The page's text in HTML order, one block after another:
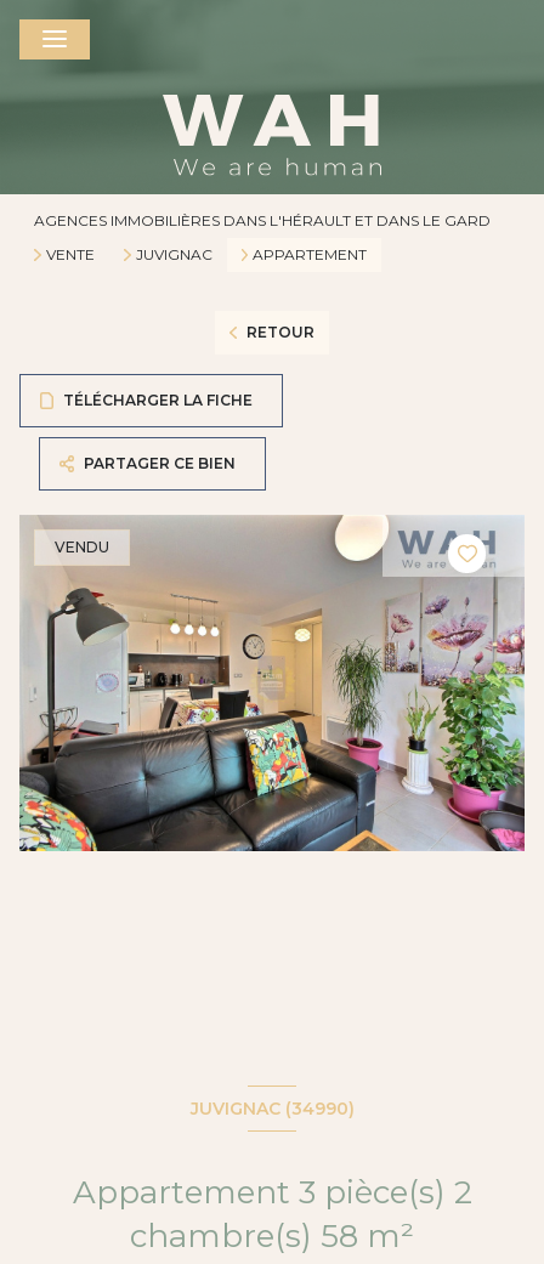
AGENCES IMMOBILIÈRES DANS L'HÉRAULT ET DANS LE GARD
VENTE
JUVIGNAC APPARTEMENT
RETOUR
TÉLÉCHARGER LA FICHE
PARTAGER CE BIEN
VENDU
JUVIGNAC (34990)
Appartement 3 pièce(s) 2
chambre(s) 58 m²